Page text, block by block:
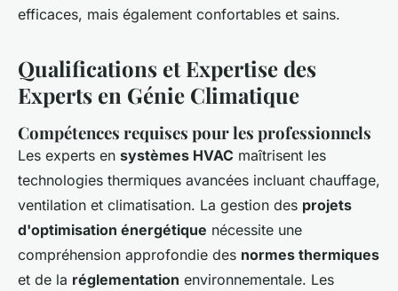
efficaces, mais également confortables et sains.
Qualifications et Expertise des
Experts en Génie Climatique
Compétences requises pour les professionnels
Les experts en systèmes HVAC maîtrisent les
technologies thermiques avancées incluant chauffage,
ventilation et climatisation. La gestion des projets
d'optimisation énergétique nécessite une
compréhension approfondie des normes thermiques
et de la réglementation environnementale. Les